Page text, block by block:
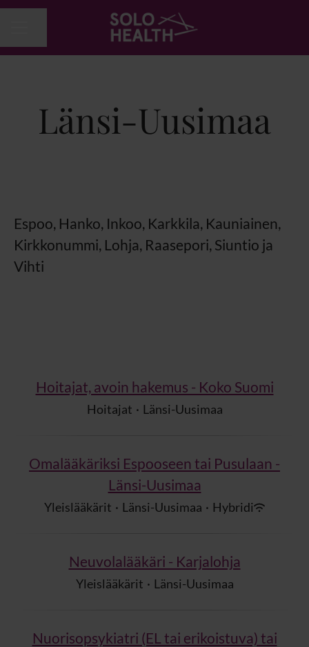
Länsi-Uusimaa
Espoo, Hanko, Inkoo, Karkkila, Kauniainen,
Kirkkonummi, Lohja, Raasepori, Siuntio ja
Vihti
Hoitajat, avoin hakemus - Koko Suomi
Hoitajat · Länsi-Uusimaa
Omalääkäriksi Espooseen tai Pusulaan -
Länsi-Uusimaa
Yleislääkärit · Länsi-Uusimaa · Hybridi
Neuvolalääkäri - Karjalohja
Yleislääkärit · Länsi-Uusimaa
Nuorisopsykiatri (EL tai erikoistuva) tai